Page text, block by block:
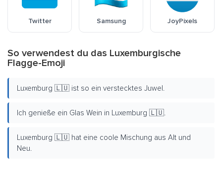
Twitter Samsung JoyPixels
So verwendest du das Luxemburgische
Flagge-Emoji
Luxemburg 🇱🇺 ist so ein verstecktes Juwel.
Ich genieße ein Glas Wein in Luxemburg 🇱🇺.
Luxemburg 🇱🇺 hat eine coole Mischung aus Alt und
Neu.